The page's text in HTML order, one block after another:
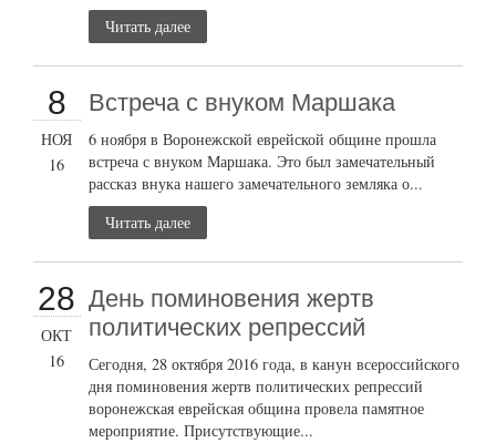
Читать далее
8
НОЯ
16
Встреча с внуком Маршака
6 ноября в Воронежской еврейской общине прошла
встреча с внуком Маршака. Это был замечательный
рассказ внука нашего замечательного земляка о...
Читать далее
28
ОКТ
16
День поминовения жертв
политических репрессий
Сегодня, 28 октября 2016 года, в канун всероссийского
дня поминовения жертв политических репрессий
воронежская еврейская община провела памятное
мероприятие. Присутствующие...